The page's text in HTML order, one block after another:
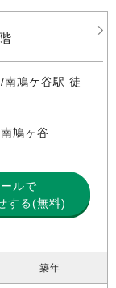
南鳩ケ谷駅 徒
鳩ヶ谷
ールで
する(無料)
築年